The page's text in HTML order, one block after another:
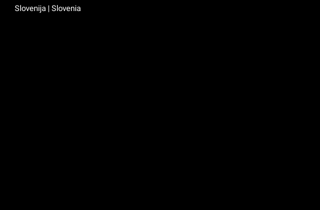
Slovenija | Slovenia